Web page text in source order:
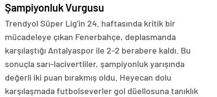
Şampiyonluk Vurgusu
Trendyol Süper Lig’in 24. haftasında kritik bir
mücadeleye çıkan Fenerbahçe, deplasmanda
karşılaştığı Antalyaspor ile 2-2 berabere kaldı. Bu
sonuçla sarı-lacivertliler, şampiyonluk yarışında
değerli iki puan bırakmış oldu. Heyecan dolu
karşılaşmada futbolseverler gol düellosuna tanıklık